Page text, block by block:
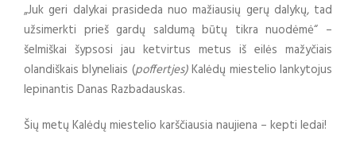
„Juk geri dalykai prasideda nuo mažiausių gerų dalykų, tad
užsimerkti prieš gardų saldumą būtų tikra nuodėmė“ –
šelmiškai šypsosi jau ketvirtus metus iš eilės mažyčiais
olandiškais blyneliais (poffertjes)Kalėdų miestelio lankytojus
lepinantis Danas Razbadauskas.
Šių metų Kalėdų miestelio karščiausia naujiena – kepti ledai!